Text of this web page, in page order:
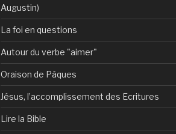
Augustin)
La foi en questions
Autour du verbe "aimer"
Oraison de Pâques
Jésus, l’accomplissement des Ecritures
Lire la Bible